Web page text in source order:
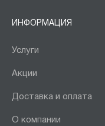
ИНФОРМАЦИЯ
Услуги
Акции
Доставка и оплата
О компании